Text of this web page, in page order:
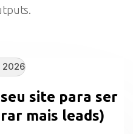
2026
site para ser
mais leads)